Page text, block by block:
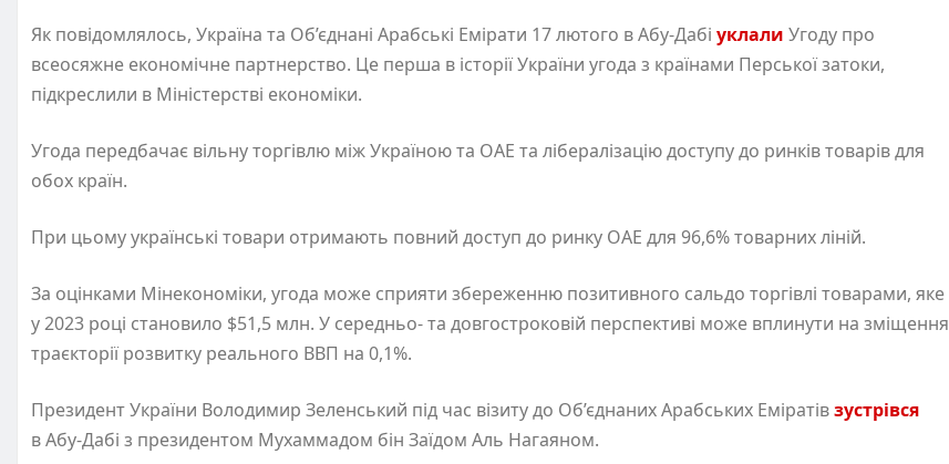
Як повідомлялось, Україна та Об’єднані Арабські Емірати 17 лютого в Абу-Дабі уклали Угоду про
всеосяжне економічне партнерство. Це перша в історії України угода з країнами Перської затоки,
підкреслили в Міністерстві економіки.
Угода передбачає вільну торгівлю між Україною та ОАЕ та лібералізацію доступу до ринків товарів для
обох країн.
При цьому українські товари отримають повний доступ до ринку ОАЕ для 96,6% товарних ліній.
За оцінками Мінекономіки, угода може сприяти збереженню позитивного сальдо торгівлі товарами, яке
у 2023 році становило $51,5 млн. У середньо- та довгостроковій перспективі може вплинути на зміщення
траєкторії розвитку реального ВВП на 0,1%.
Президент України Володимир Зеленський під час візиту до Об’єднаних Арабських Еміратівзустрівся
в Абу-Дабі з президентом Мухаммадом бін Заїдом Аль Нагаяном.